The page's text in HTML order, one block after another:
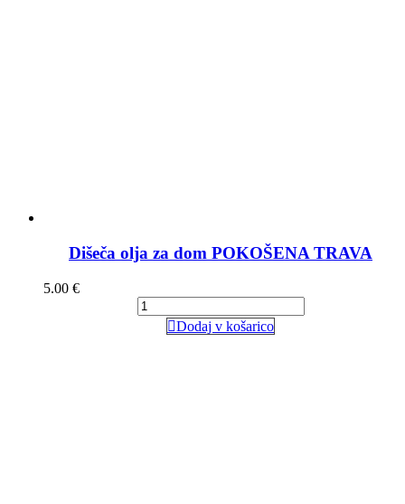
Dišeča olja za dom POKOŠENA TRAVA
5.00 €
Dodaj v košarico